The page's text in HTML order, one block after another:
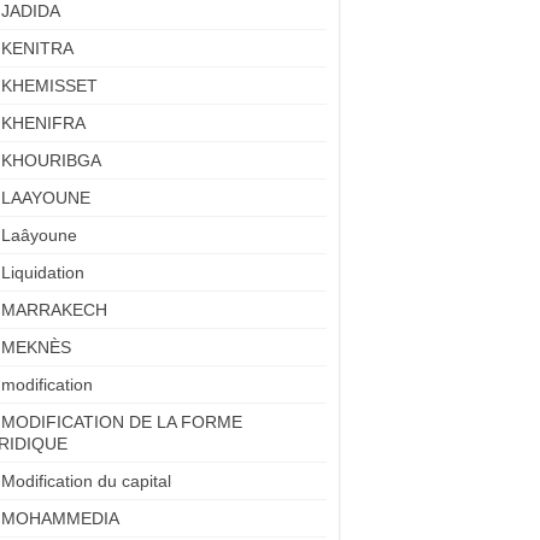
JADIDA
KENITRA
KHEMISSET
KHENIFRA
KHOURIBGA
LAAYOUNE
Laâyoune
Liquidation
MARRAKECH
MEKNÈS
modification
MODIFICATION DE LA FORME
Modification du capital
MOHAMMEDIA